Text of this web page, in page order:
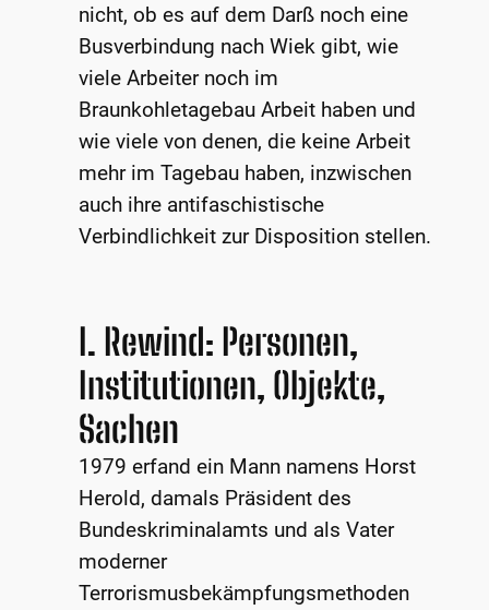
nicht, ob es auf dem Darß noch eine
Busverbindung nach Wiek gibt, wie
viele Arbeiter noch im
Braunkohletagebau Arbeit haben und
wie viele von denen, die keine Arbeit
mehr im Tagebau haben, inzwischen
auch ihre antifaschistische
Verbindlichkeit zur Disposition stellen.
I. Rewind: Personen,
Institutionen, Objekte,
Sachen
1979 erfand ein Mann namens Horst
Herold, damals Präsident des
Bundeskriminalamts und als Vater
moderner
Terrorismusbekämpfungsmethoden